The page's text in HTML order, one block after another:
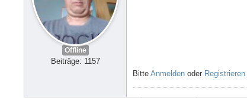
Offline
Beiträge: 1157
Bitte Anmelden oder Registrieren